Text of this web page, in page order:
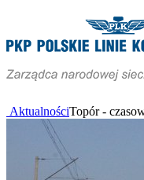
AktualnościTopór -